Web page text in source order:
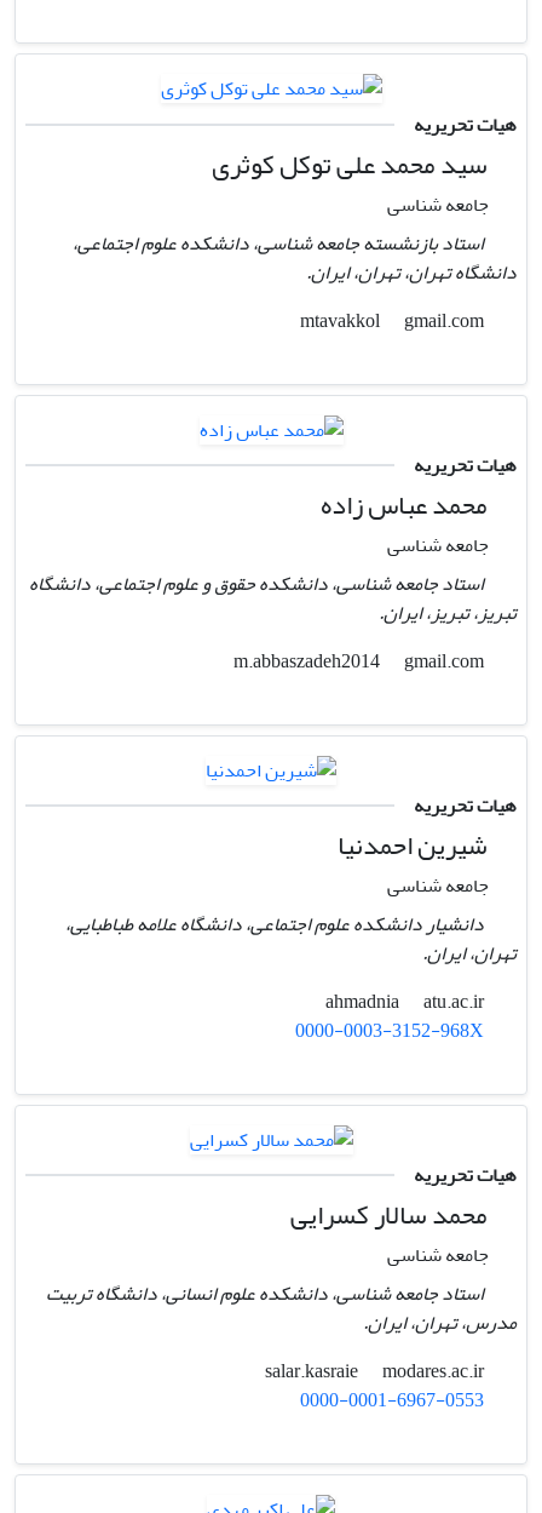
هیات تحریریه
سید محمد علی توکل کوثری
جامعه شناسی
استاد بازنشسته جامعه شناسی، دانشکده علوم اجتماعی،
دانشگاه تهران، تهران، ایران.
gmail.com
هیات تحریریه
محمد عباس زاده
جامعه شناسی
استاد جامعه شناسی، دانشکده حقوق و علوم اجتماعی، دانشگاه
تبریز، تبریز، ایران.
gmail.com
هیات تحریریه
شیرین احمدنیا
جامعه شناسی
دانشیار دانشکده علوم اجتماعی، دانشگاه علامه طباطبایی،
تهران، ایران.
ahmadnia
atu.ac.ir
0000-0003-3152-968X
هیات تحریریه
محمد سالار کسرایی
جامعه شناسی
استاد جامعه شناسی، دانشکده علوم انسانی، دانشگاه تربیت
مدرس، تهران، ایران.
salar.kasraie
modares.ac.ir
0000-0001-6967-0553